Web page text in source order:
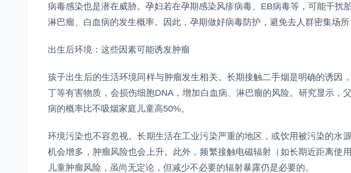
病毒感染也是潜在威胁。孕妇若在孕期感染风疹病毒、EB病毒等，可能干扰
淋巴瘤、白血病的发生概率。因此，孕期做好病毒防护，避免去人群密集场所
出生后环境：这些因素可能诱发肿瘤
孩子出生后的生活环境同样与肿瘤发生相关。长期接触二手烟是明确的诱因
丁等有害物质，会损伤细胞DNA，增加白血病、淋巴瘤的风险。研究显示，
病的概率比不吸烟家庭儿童高50%。
环境污染也不容忽视。长期生活在工业污染严重的地区，或饮用被污染的水
机会增多，肿瘤风险也会上升。此外，频繁接触电磁辐射（如长期近距离使
儿童肿瘤风险，虽尚无定论，但减少不必要的辐射暴露仍是必要的。